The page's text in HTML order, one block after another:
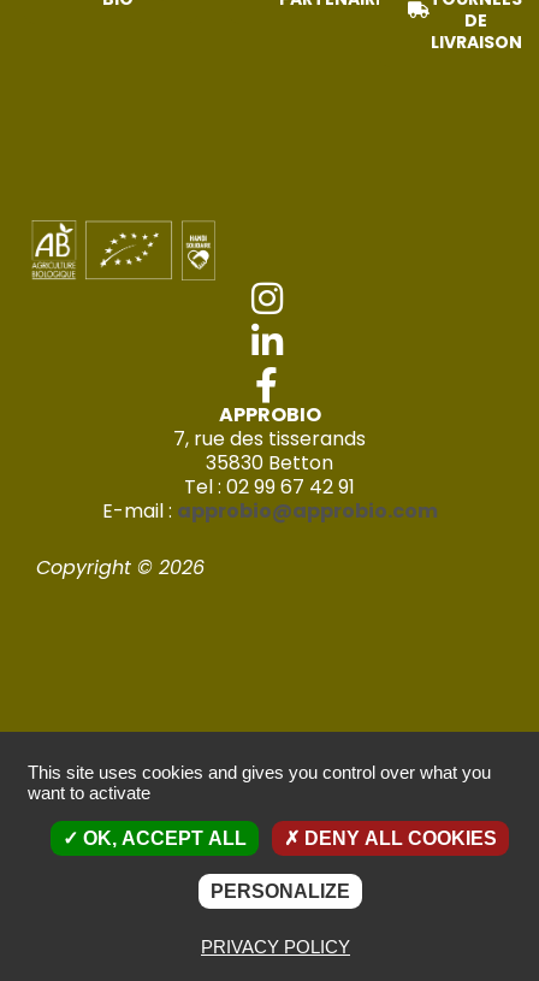
DE
LIVRAISON
APPROBIO
7, rue des tisserands
35830 Betton
Tel : 02 99 67 42 91
E-mail : approbio@approbio.com
Copyright © 2026
Mentions légales
Politique de confidentialité
Réalisé par Imagic – 2022
This site uses cookies and gives you control over what you
want to activate
OK, ACCEPT ALL DENY ALL COOKIES
PERSONALIZE
PRIVACY POLICY